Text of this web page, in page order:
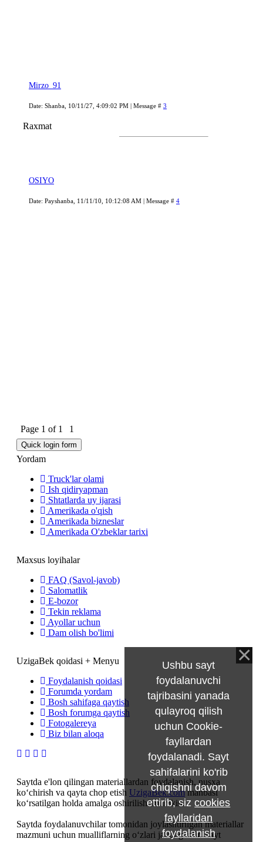
Mirzo_91
Date: Shanba, 10/11/27, 4:09:02 PM | Message # 3
Raxmat
OSIYO
Date: Payshanba, 11/11/10, 10:12:08 AM | Message # 4
Page 1 of 1 1
Yordam
Truck'lar olami
Ish qidiryapman
Shtatlarda uy ijarasi
Amerikada o'qish
Amerikada bizneslar
Amerikada O'zbeklar tarixi
Maxsus loyihalar
FAQ (Savol-javob)
Salomatlik
E-bozor
Tekin reklama
Ayollar uchun
Dam olish bo'limi
UzigaBek qoidasi + Menyu
Foydalanish qoidasi
Forumda yordam
Bosh sahifaga qaytish
Bosh forumga qaytish
Fotogalereya
Biz bilan aloqa
Saytda e'lon qilingan materiallardan foydalanish, nusxa
ko‘chirish va qayta chop etish UzigaBek.commanbasi
ko‘rsatilgan holda amalga oshirilishi mumkin.
Saytda foydalanuvchilar tomonidan joylashtirilgan materiallar
mazmuni uchun mualliflarning o‘zlari javobgardir. Sayt
Ushbu sayt
foydalanuvchi
tajribasini yanada
qulayroq qilish
uchun Cookie-
fayllardan
foydalanadi. Sayt
sahifalarini ko'rib
chiqishni davom
ettirib, sizcookies
fayllaridan
foydalanish